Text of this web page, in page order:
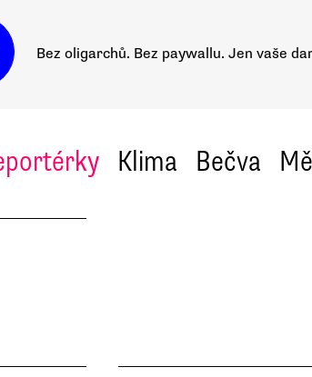
Bez oligarchů. Bez paywallu. Jen vaše
Klima Bečva